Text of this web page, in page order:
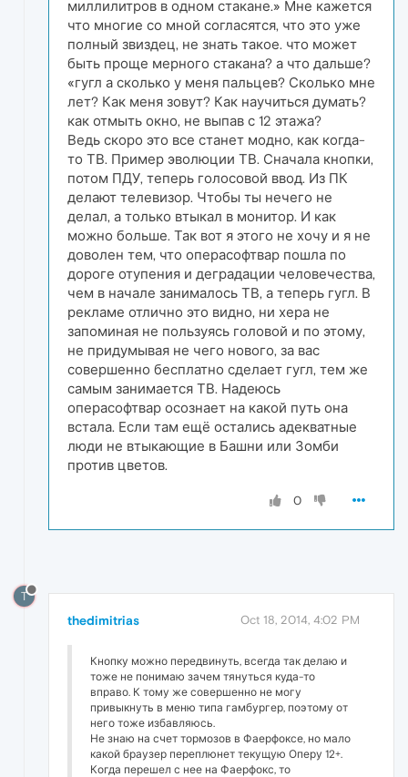
миллилитров в одном стакане.» Мне кажется
что многие со мной согласятся, что это уже
полный звиздец, не знать такое. что может
быть проще мерного стакана? а что дальше?
«гугл а сколько у меня пальцев? Сколько мне
лет? Как меня зовут? Как научиться думать?
как отмыть окно, не выпав с 12 этажа?
Ведь скоро это все станет модно, как когда-
то ТВ. Пример эволюции ТВ. Сначала кнопки,
потом ПДУ, теперь голосовой ввод. Из ПК
делают телевизор. Чтобы ты нечего не
делал, а только втыкал в монитор. И как
можно больше. Так вот я этого не хочу и я не
доволен тем, что операсофтвар пошла по
дороге отупения и деградации человечества,
чем в начале занималось ТВ, а теперь гугл. В
рекламе отлично это видно, ни хера не
запоминая не пользуясь головой и по этому,
не придумывая не чего нового, за вас
совершенно бесплатно сделает гугл, тем же
самым занимается ТВ. Надеюсь
операсофтвар осознает на какой путь она
встала. Если там ещё остались адекватные
люди не втыкающие в Башни или Зомби
против цветов.
0
T
thedimitrias Oct 18, 2014, 4:02 PM
Кнопку можно передвинуть, всегда так делаю и
тоже не понимаю зачем тянуться куда-то
вправо. К тому же совершенно не могу
привыкнуть в меню типа гамбургер, поэтому от
него тоже избавляюсь.
Не знаю на счет тормозов в Фаерфоксе, но мало
какой браузер переплюнет текущую Оперу 12+.
Когда перешел с нее на Фаерфокс, то